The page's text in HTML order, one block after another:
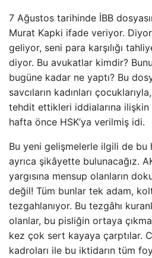
7 Ağustos tarihinde İBB
Murat Kapki ifade veriyor.
geliyor, seni para karşılığı
diyor. Bu avukatlar kimdir?
bugüne kadar ne yaptı? Bu
savcıların kadınları
tehdit ettikleri iddialarına
hafta önce HSK’ya verilmiş idi.
Bu yeni gelişmelerle ilgili de bu
ayrıca şikâyette bulunacağız.
yargısına mensup olanların
değil! Tüm bunlar tek adam,
tezgahlanıyor. Bu tezgâhı
olanlar, bu pisliğin ortaya
kez çok sert kayaya çarptılar.
kadroları ile bu iktidarın tüm